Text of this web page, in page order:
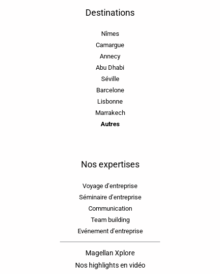
Destinations
Nîmes
Camargue
Annecy
Abu Dhabi
Séville
Barcelone
Lisbonne
Marrakech
Autres
Nos expertises
Voyage d’entreprise
Séminaire d’entreprise
Communication
Team building
Evénement d’entreprise
Magellan Xplore
Nos highlights en vidéo